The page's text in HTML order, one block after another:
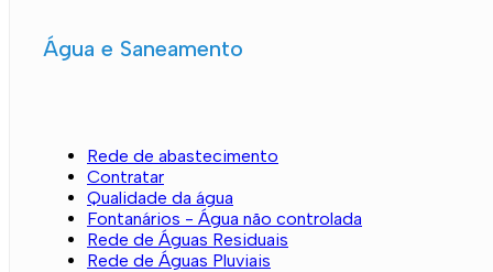
Água e Saneamento
Rede de abastecimento
Contratar
Qualidade da água
Fontanários - Água não controlada
Rede de Águas Residuais
Rede de Águas Pluviais